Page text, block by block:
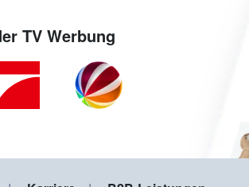
TV Werbung